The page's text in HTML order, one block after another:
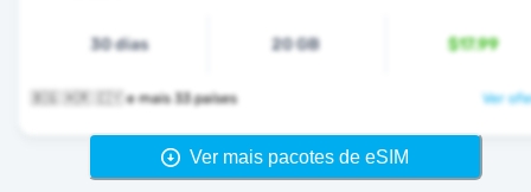
30 dias 20 GB $17.99
🇧🇬 🇭🇷 🇨🇾 e mais 33 países Ver
Ver mais pacotes de eSIM